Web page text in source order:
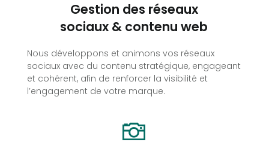
Gestion des réseaux
sociaux & contenu web
Nous développons et animons vos réseaux
sociaux avec du contenu stratégique, engageant
et cohérent, afin de renforcer la visibilité et
l’engagement de votre marque.